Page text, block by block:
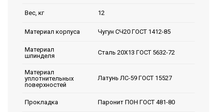
Вес, кг 12
Материал корпуса Чугун СЧ20 ГОСТ 1412-85
Материал
шпинделя
Сталь 20Х13 ГОСТ 5632-72
Материал
уплотнительных
поверхностей
Латунь ЛС-59 ГОСТ 15527
Прокладка Паронит ПОН ГОСТ 481-80